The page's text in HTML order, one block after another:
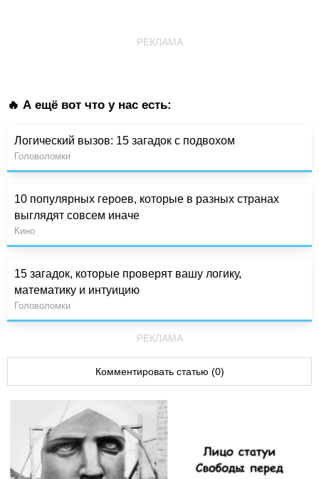
РЕКЛАМА
🔥 А ещё вот что у нас есть:
Логический вызов: 15 загадок с подвохом
Головоломки
10 популярных героев, которые в разных странах
выглядят совсем иначе
Кино
15 загадок, которые проверят вашу логику,
математику и интуицию
Головоломки
РЕКЛАМА
Комментировать статью (0)